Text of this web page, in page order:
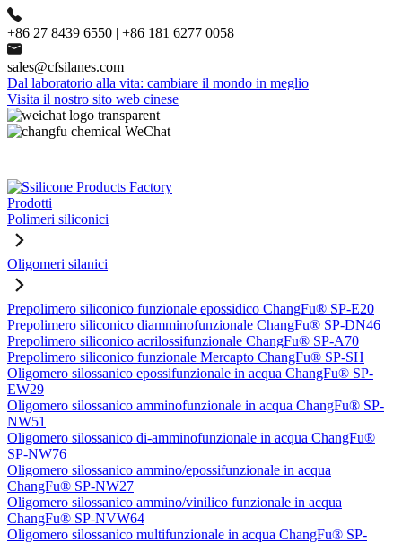
+86 27 8439 6550 | +86 181 6277 0058
sales@cfsilanes.com
Dal laboratorio alla vita: cambiare il mondo in meglio
Visita il nostro sito web cinese
Prodotti
Polimeri siliconici
Oligomeri silanici
Prepolimero siliconico funzionale epossidico ChangFu® SP-E20
Prepolimero siliconico diamminofunzionale ChangFu® SP-DN46
Prepolimero siliconico acrilossifunzionale ChangFu® SP-A70
Prepolimero siliconico funzionale Mercapto ChangFu® SP-SH
Oligomero silossanico epossifunzionale in acqua ChangFu® SP-
EW29
Oligomero silossanico amminofunzionale in acqua ChangFu® SP-
NW51
Oligomero silossanico di-amminofunzionale in acqua ChangFu®
SP-NW76
Oligomero silossanico ammino/epossifunzionale in acqua
ChangFu® SP-NW27
Oligomero silossanico ammino/vinilico funzionale in acqua
ChangFu® SP-NVW64
Oligomero silossanico multifunzionale in acqua ChangFu® SP-